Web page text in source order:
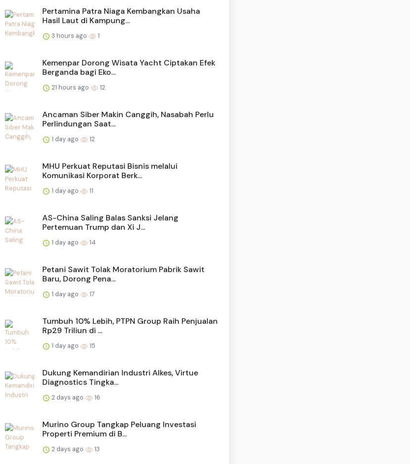
Pertamina Patra Niaga Kembangkan Usaha
Hasil Laut di Kampung...
3 hours ago 1
Kemenpar Dorong Wisata Yacht Ciptakan Efek
Berganda bagi Eko...
21 hours ago 12
Ancaman Siber Makin Canggih, Nasabah Perlu
Perlindungan Saat...
1 day ago 12
MHU Perkuat Reputasi Bisnis melalui
Komunikasi Korporat Berk...
1 day ago 11
AS-China Saling Balas Sanksi Jelang
Pertemuan Trump dan Xi J...
1 day ago 14
Petani Sawit Tolak Moratorium Pabrik Sawit
Baru, Dorong Pena...
1 day ago 17
Tumbuh 10% Lebih, PTPN Group Raih Penjualan
Rp29 Triliun di ...
1 day ago 15
Dukung Kemandirian Industri Alkes, Virtue
Diagnostics Tingka...
2 days ago 16
Murino Group Tangkap Peluang Investasi
Properti Premium di B...
2 days ago 13